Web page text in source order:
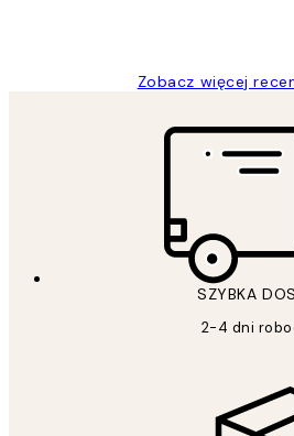
Zobacz więcej
SZYBKA
2-4 dni